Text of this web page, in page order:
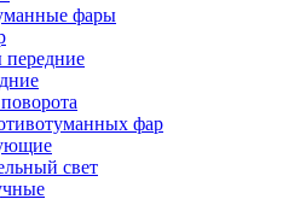
фары
фар
свет